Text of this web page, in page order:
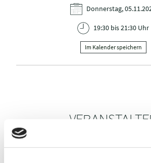
Donnerstag,
19:30 bis 21:30 Uhr
Im Kalender speichern
Tourist Information Malente